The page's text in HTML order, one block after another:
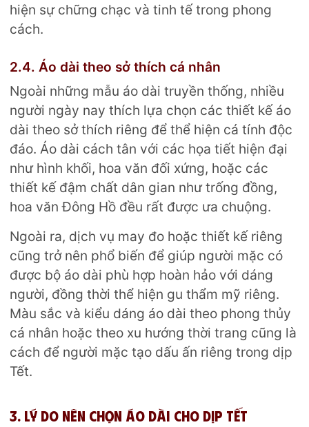
hiện sự chững chạc và tinh tế trong phong
cách.
2.4. Áo dài theo sở thích cá nhân
Ngoài những mẫu áo dài truyền thống, nhiều
người ngày nay thích lựa chọn các thiết kế áo
dài theo sở thích riêng để thể hiện cá tính độc
đáo. Áo dài cách tân với các họa tiết hiện đại
như hình khối, hoa văn đối xứng, hoặc các
thiết kế đậm chất dân gian như trống đồng,
hoa văn Đông Hồ đều rất được ưa chuộng.
Ngoài ra, dịch vụ may đo hoặc thiết kế riêng
cũng trở nên phổ biến để giúp người mặc có
được bộ áo dài phù hợp hoàn hảo với dáng
người, đồng thời thể hiện gu thẩm mỹ riêng.
Màu sắc và kiểu dáng áo dài theo phong thủy
cá nhân hoặc theo xu hướng thời trang cũng là
cách để người mặc tạo dấu ấn riêng trong dịp
Tết.
3. Lý do nên chọn áo dài cho dịp Tết